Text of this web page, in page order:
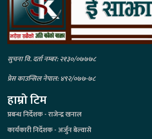
सुचना वि. दर्ता नम्बर: २१३०/०७७७८
प्रेस काउन्सिल नेपाल: ४९२/०७७-७८
हाम्रो टिम
प्रबन्ध निर्देशक - राजेन्द्र खनाल
कार्यकारी निर्देशक - अर्जुन बेल्वासे